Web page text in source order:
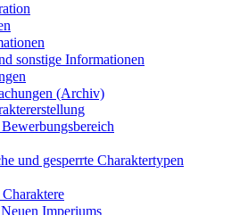
sonstige Informationen
(Archiv)
und gesperrte Charaktertypen
Imperiums